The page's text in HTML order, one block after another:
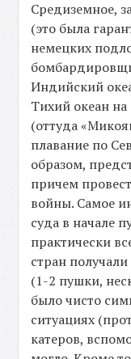
Средиземное,
(это была
немецких
Индийский
Тихий океан
(оттуда
плавание по
образом,
причем
войны. Самое
суда в начале
практически
стран
(1-2 пушки,
было чисто
ситуациях
катеров,